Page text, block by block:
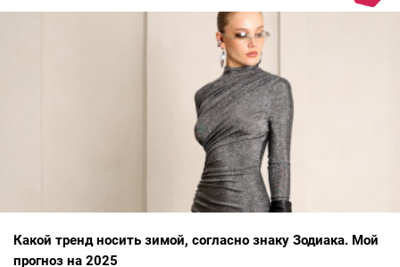
Какой тренд носить зимой, согласно знаку Зодиака. Мой
прогноз на 2025